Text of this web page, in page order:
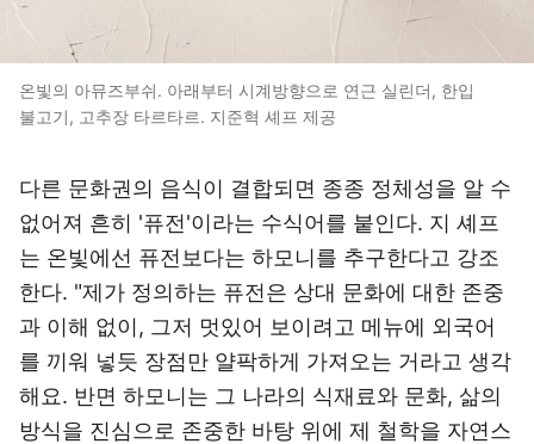
온빛의 아뮤즈부쉬. 아래부터 시계방향으로 연근 실린더, 한입
불고기, 고추장 타르타르. 지준혁 셰프 제공
다른 문화권의 음식이 결합되면 종종 정체성을 알 수
없어져 흔히 '퓨전'이라는 수식어를 붙인다. 지 셰프
는 온빛에선 퓨전보다는 하모니를 추구한다고 강조
한다. "제가 정의하는 퓨전은 상대 문화에 대한 존중
과 이해 없이, 그저 멋있어 보이려고 메뉴에 외국어
를 끼워 넣듯 장점만 얄팍하게 가져오는 거라고 생각
해요. 반면 하모니는 그 나라의 식재료와 문화, 삶의
방식을 진심으로 존중한 바탕 위에 제 철학을 자연스